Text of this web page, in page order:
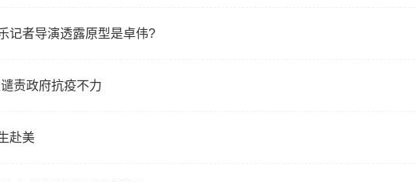
记者导演透露原型是卓伟?
责政府抗疫不力
赴美